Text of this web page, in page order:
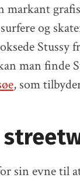
markant
og
Stussy
man finde
, som
sin evne til